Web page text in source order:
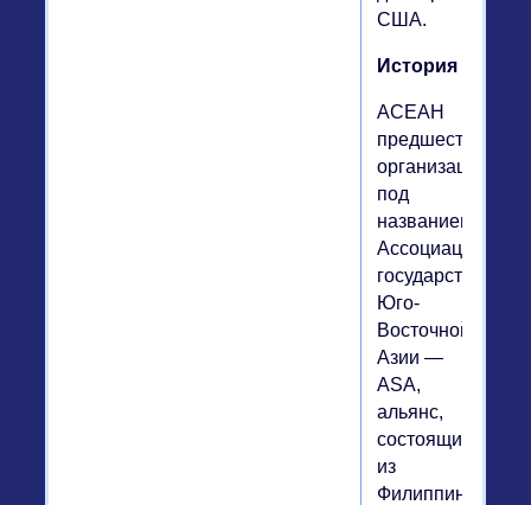
США.
История
АСЕАН
предшествовала
организация
под
названием
Ассоциация
государств
Юго-
Восточной
Азии —
ASA,
альянс,
состоящий
из
Филиппин,